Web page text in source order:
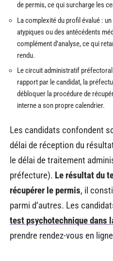
de permis, ce qui surcharge les
La complexité du profil évalué :
atypiques ou des antécédents
complément d’analyse, ce qui
rendu.
Le circuit administratif
rapport par le candidat, la
débloquer la procédure de
interne a son propre calendrier.
Les candidats confondent
délai de réception du
le délai de traitement
préfecture). Le résultat du
récupérer le permis, il
parmi d’autres. Les
test psychotechnique dans
prendre rendez-vous en